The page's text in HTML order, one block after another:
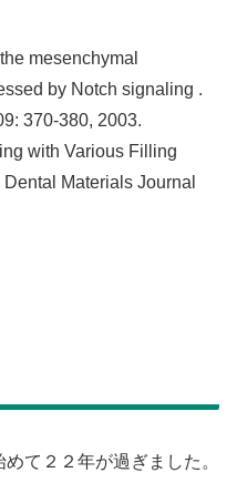
mesenchymal
by Notch signaling .
370-380, 2003.
with Various Filling
Materials Journal
て２２年が過ぎました。